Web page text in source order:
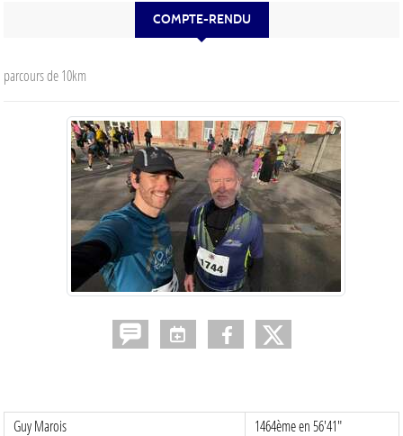
COMPTE-RENDU
parcours de 10km
Guy Marois 1464ème en 56'41"